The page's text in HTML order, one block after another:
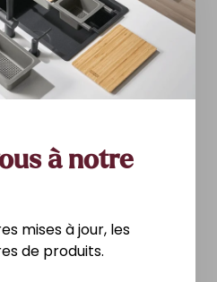
C$100.00
DANIELLE
Copy of MIROIR DE
à notre
mises à jour, les
de produits.